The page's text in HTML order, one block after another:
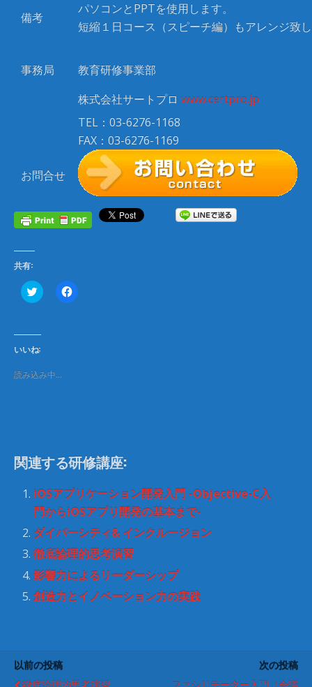
備考
パソコンとPPTを使用します。
短縮１日コース（スピーチ編）もアレンジ致
事務局
教育研修事業部
株式会社サートプロ www.certpro.jp
TEL：03-6276-1168
FAX：03-6276-1169
お問合せ
共有:
ク
リ
て
T
w
t
t
い
ウ
ン
ド
ウ
で
開
き
す
)
F
a
ク
し
て
だ
さ
い
(
新
し
ウ
ィ
ン
ド
で
いいね:
読み込み中…
関連する研修講座:
iOSアプリケーション開発入門 -Objective-C入
門からiOSアプリ開発の基本まで-
ダイバーシティ& インクルージョン
徹底論理的思考演習
影響力によるリーダーシップ
創造力とイノベーション力の実践
以前の投稿
徹底論理的思考演習
次の投稿
ファシリテーター入門（会議